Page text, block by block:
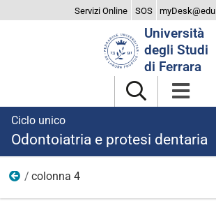
Servizi Online SOS myDesk@edu
Università
degli Studi
di Ferrara
Ciclo unico
Odontoiatria e protesi dentaria
laurearsi
colonna 4